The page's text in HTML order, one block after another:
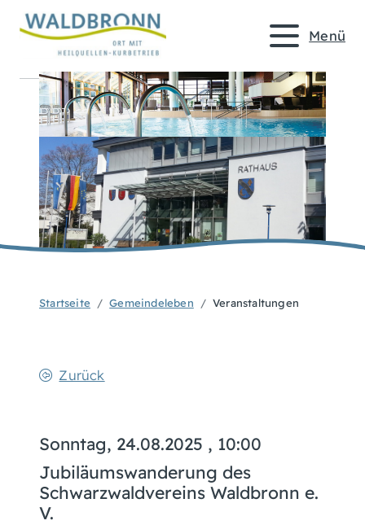
Menü
Startseite Gemeindeleben Veranstaltungen
Zurück
Sonntag, 24.08.2025 , 10:00
Jubiläumswanderung des
Schwarzwaldvereins Waldbronn e.
V.